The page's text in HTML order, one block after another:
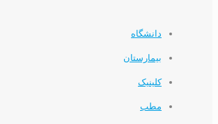
دانشگاه
بیمارستان
کلینیک
مطب